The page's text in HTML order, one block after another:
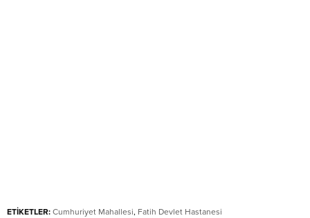
ETİKETLER: Cumhuriyet Mahallesi, Fatih Devlet Hastanesi